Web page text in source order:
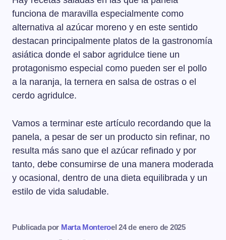
funciona de maravilla especialmente como
alternativa al azúcar moreno y en este sentido
destacan principalmente platos de la gastronomía
asiática donde el sabor agridulce tiene un
protagonismo especial como pueden ser el pollo
a la naranja, la ternera en salsa de ostras o el
cerdo agridulce.
Vamos a terminar este artículo recordando que la
panela, a pesar de ser un producto sin refinar, no
resulta más sano que el azúcar refinado y por
tanto, debe consumirse de una manera moderada
y ocasional, dentro de una dieta equilibrada y un
estilo de vida saludable.
Publicada por Marta Monteroel 24 de enero de 2025